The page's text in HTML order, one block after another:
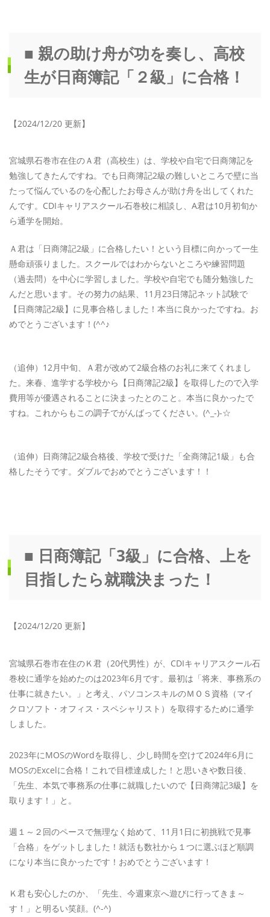
■ 親の助け舟が功を奏し、高校
生が日商簿記「２級」に合格！
【2024/12/20 更新】
宮城県石巻市在住のＡ君（高校生）は、学校や自宅で日商簿記を
勉強してきたんですね。でも日商簿記2級の難しいところで壁に当
たって悩んでいるのを心配したお母さんが助け舟を出してくれた
んです。CDIキャリアスクール石巻校に相談し、A君は10月初旬か
ら通学を開始。
Ａ君は「日商簿記2級」に合格したい！という目標に向かって一生
懸命頑張りました。スクールではわからないところや練習問題
（過去問）を中心に学習しました。学校や自宅でも随分勉強した
んだと思います。その努力の結果、11月23日簿記ネット試験で
【日商簿記2級】に見事合格しました！本当に良かったですね。お
めでとうございます！(^^♪
（追伸）12月中旬、Ａ君が改めて2級合格のお礼に来てくれまし
た。来春、進学する学校から【日商簿記2級】を取得したので入学
費用等が優遇されることに決まったとのこと。本当に良かったで
すね。これからもこの調子でがんばってください。(^_-)-☆
（追伸）日商簿記2級合格後、学校で受けた「全商簿記1級」も合
格したそうです。ダブルでおめでとうございます！！
■ 日商簿記「3級」に合格、上を
目指したら就職決まった！
【2024/12/20 更新】
宮城県石巻市在住のＫ君（20代男性）が、CDIキャリアスクール石
巻校に通学を始めたのは2023年6月です。最初は「将来、事務系の
仕事に就きたい。」と考え、パソコンスキルのＭＯＳ資格（マイ
クロソフト・オフィス・スペシャリスト）を取得するために通学
しました。
2023年にMOSのWordを取得し、少し時間を空けて2024年6月に
MOSのExcelに合格！これで目標達成した！と思いきや数日後、
「先生、本気で事務系の仕事に就職したいので【日商簿記3級】を
取ります！」と。
週１～２回のペースで無理なく始めて、11月1日に初挑戦で見事
「合格」をゲットしました！就活も数社から１つに選ぶほど順調
になり本当に良かったです！おめでとうございます！
Ｋ君も安心したのか、「先生、今週東京へ遊びに行ってきま～
す！」と明るい笑顔。(^-^)